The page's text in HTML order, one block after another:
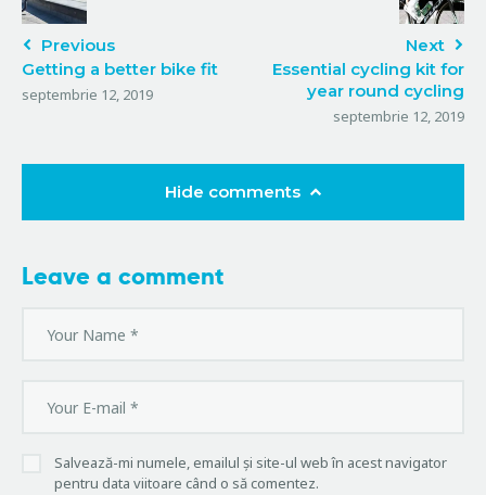
Previous
Getting a better bike fit
septembrie 12, 2019
Next
Essential cycling kit for
year round cycling
septembrie 12, 2019
Hide comments
Leave a comment
Salvează-mi numele, emailul și site-ul web în acest navigator
pentru data viitoare când o să comentez.